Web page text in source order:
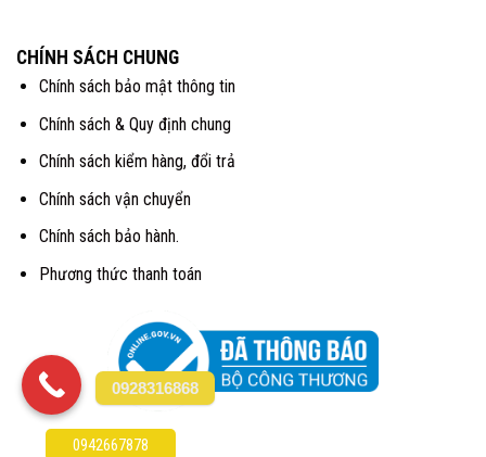
CHÍNH SÁCH CHUNG
Chính sách bảo mật thông tin
Chính sách & Quy định chung
Chính sách kiểm hàng, đổi trả
Chính sách vận chuyển
Chính sách bảo hành.
Phương thức thanh toán
0928316868
0942667878